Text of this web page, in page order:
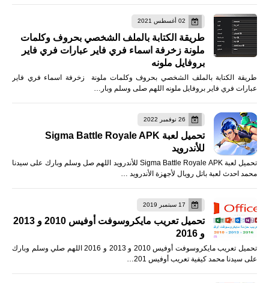
02 أغسطس 2021
طريقة الكتابة بالملف الشخصي بحروف وكلمات
ملونة زخرفة اسماء فري فاير عبارات فري فاير
بروفايل ملونه
طريقة الكتابة بالملف الشخصي بحروف وكلمات ملونة زخرفة اسماء فري فاير
عبارات فري فاير بروفايل ملونه اللهم صلى وسلم وبار…
26 نوفمبر 2022
تحميل لعبة Sigma Battle Royale APK
للأندرويد
تحميل لعبة Sigma Battle Royale APK للأندرويد اللهم صل وسلم وبارك على سيدنا
محمد احدث لعبة باتل رويال لأجهزة الأندرويد …
17 سبتمبر 2019
تحميل تعريب مايكروسوفت أوفيس 2010 و 2013
و 2016
تحميل تعريب مايكروسوفت أوفيس 2010 و 2013 و 2016 اللهم صلي وسلم وبارك
على سيدنا محمد كيفية تعريب أوفيس 201…